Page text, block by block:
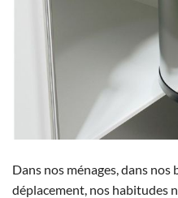
Dans nos ménages, dans nos
déplacement, nos habitudes